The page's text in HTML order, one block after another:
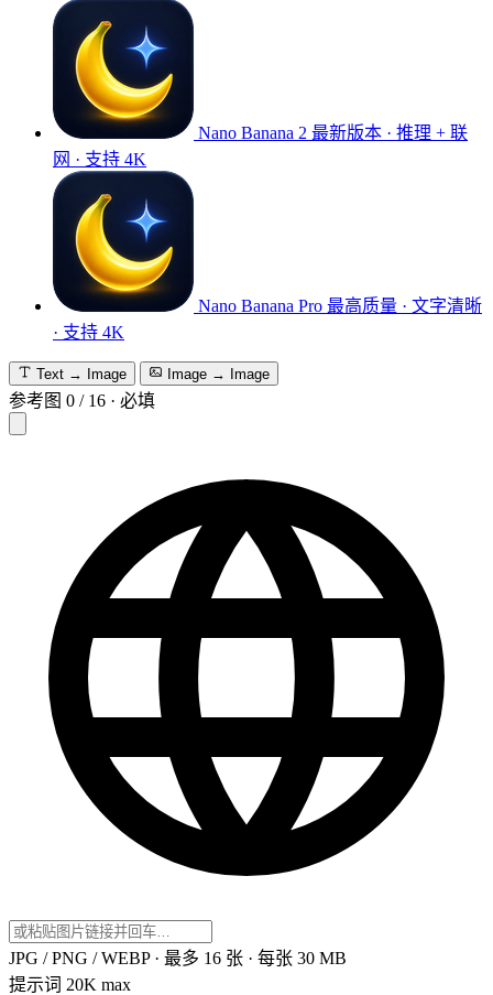
Nano Banana 2 最新版本 · 推理 + 联
网 · 支持 4K
Nano Banana Pro 最高质量 · 文字清晰
· 支持 4K
Text → Image Image → Image
参考图 0 / 16 · 必填
JPG / PNG / WEBP · 最多 16 张 · 每张 30 MB
提示词 20K max